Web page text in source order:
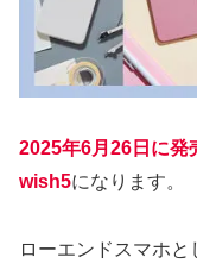
2025年6月26日に発
wish5になります。
ローエンドスマホ